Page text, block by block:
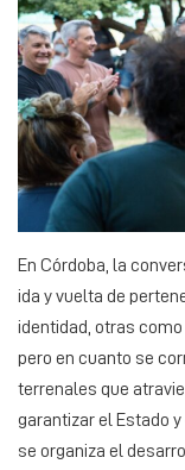
En Córdoba, la
ida y vuelta de
identidad, otras
pero en cuanto se
terrenales que
garantizar el Estado
se organiza el